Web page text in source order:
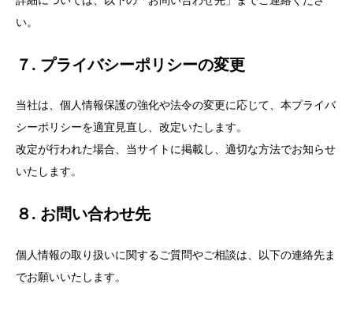
い。
７. プライバシーポリシーの変更
当社は、個人情報保護の強化や法令の変更に応じて、本プライバ
シーポリシーを適宜見直し、改定いたします。
改定が行われた場合、当サイトに掲載し、適切な方法でお知らせ
いたします。
８. お問い合わせ先
個人情報の取り扱いに関するご質問やご相談は、以下の連絡先ま
でお願いいたします。